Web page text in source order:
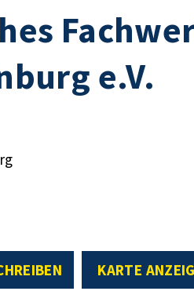
e.V.
KARTE